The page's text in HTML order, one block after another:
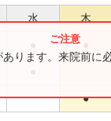
水 木
●
ります。来院前に